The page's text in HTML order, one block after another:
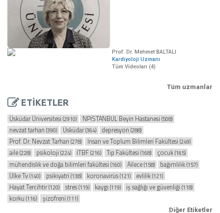
Prof. Dr. Mehmet BALTALI
Kardiyoloji Uzmanı
Tüm Videoları (4)
Tüm uzmanlar
ETİKETLER
Üsküdar Üniversitesi(2910) NPİSTANBUL Beyin Hastanesi (508)
nevzat tarhan(390) Üsküdar(364) depresyon (288)
Prof. Dr. Nevzat Tarhan(278) İnsan ve Toplum Bilimleri Fakültesi (249)
aile(228) psikoloji (224) İTBF(216) Tıp Fakültesi(168) çocuk(165)
mühendislik ve doğa bilimleri fakültesi(160) Ailece(158) bağımlılık(157)
Ülke Tv(140) psikiyatri (138) koronavirüs(121) evlilik(121)
Hayat Tercihtir(120) stres(119) kaygı (119) iş sağlığı ve güvenliği(118)
korku(116) şizofreni (111)
Diğer Etiketler